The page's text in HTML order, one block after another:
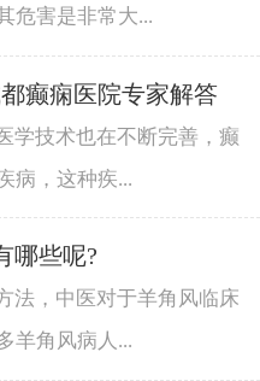
危害是非常大...
癫痫医院专家解答
学技术也在不断完善，癫
病，这种疾...
哪些呢?
法，中医对于羊角风临床
羊角风病人...